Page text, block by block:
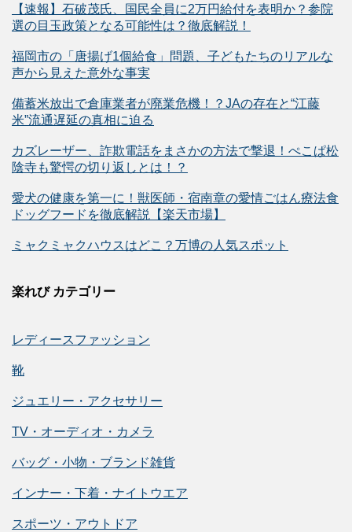
【速報】石破茂氏、国民全員に2万円給付を表明か？参院
選の目玉政策となる可能性は？徹底解説！
福岡市の「唐揚げ1個給食」問題、子どもたちのリアルな
声から見えた意外な事実
備蓄米放出で倉庫業者が廃業危機！？JAの存在と“江藤
米”流通遅延の真相に迫る
カズレーザー、詐欺電話をまさかの方法で撃退！ぺこぱ松
陰寺も驚愕の切り返しとは！？
愛犬の健康を第一に！獣医師・宿南章の愛情ごはん療法食
ドッグフードを徹底解説【楽天市場】
ミャクミャクハウスはどこ？万博の人気スポット
楽れび カテゴリー
レディースファッション
靴
ジュエリー・アクセサリー
TV・オーディオ・カメラ
バッグ・小物・ブランド雑貨
インナー・下着・ナイトウエア
スポーツ・アウトドア